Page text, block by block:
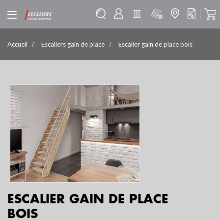
Accueil Escaliers gain de place Escalier gain de place bois
ESCALIER GAIN DE PLACE
BOIS